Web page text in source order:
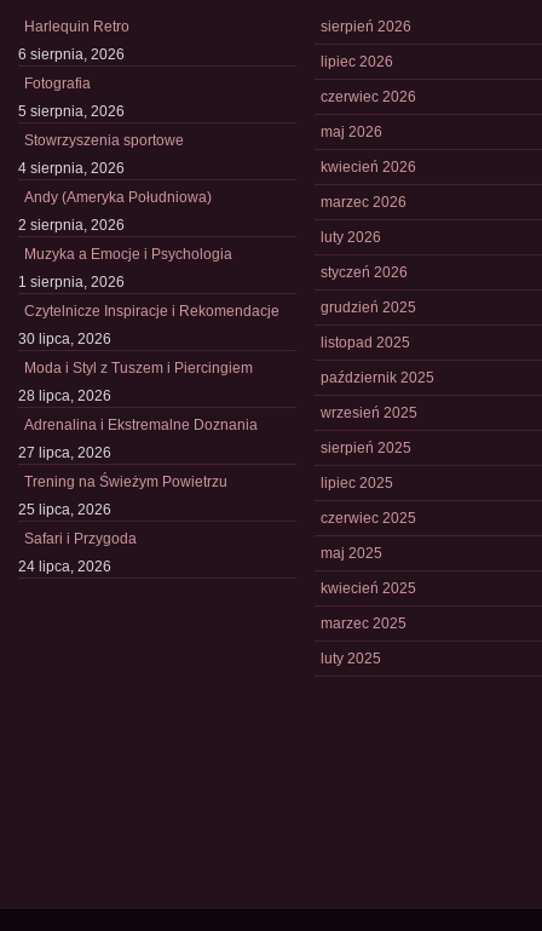
Harlequin Retro
6 sierpnia, 2026
Fotografia
5 sierpnia, 2026
Stowrzyszenia sportowe
4 sierpnia, 2026
Andy (Ameryka Południowa)
2 sierpnia, 2026
Muzyka a Emocje i Psychologia
1 sierpnia, 2026
Czytelnicze Inspiracje i Rekomendacje
30 lipca, 2026
Moda i Styl z Tuszem i Piercingiem
28 lipca, 2026
Adrenalina i Ekstremalne Doznania
27 lipca, 2026
Trening na Świeżym Powietrzu
25 lipca, 2026
Safari i Przygoda
24 lipca, 2026
sierpień 2026
lipiec 2026
czerwiec 2026
maj 2026
kwiecień 2026
marzec 2026
luty 2026
styczeń 2026
grudzień 2025
listopad 2025
październik 2025
wrzesień 2025
sierpień 2025
lipiec 2025
czerwiec 2025
maj 2025
kwiecień 2025
marzec 2025
luty 2025